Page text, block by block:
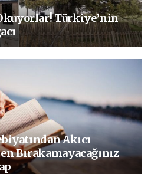
Türkiye’nin
Akıcı
Bırakamayacağınız